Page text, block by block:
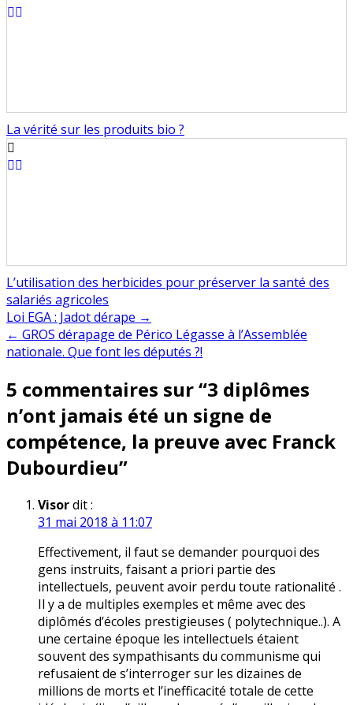
La vérité sur les produits bio ?
L’utilisation des herbicides pour préserver la santé des
salariés agricoles
Navigation
de
Loi EGA : Jadot dérape →
← GROS dérapage de Périco Légasse à l’Assemblée
nationale. Que font les députés ?!
5 commentaires sur “3 diplômes
n’ont jamais été un signe de
compétence, la preuve avec Franck
Dubourdieu”
Visordit :
31 mai 2018 à 11:07
Effectivement, il faut se demander pourquoi des
gens instruits, faisant a priori partie des
intellectuels, peuvent avoir perdu toute rationalité .
Il y a de multiples exemples et même avec des
diplômés d’écoles prestigieuses ( polytechnique..). A
une certaine époque les intellectuels étaient
souvent des sympathisants du communisme qui
refusaient de s’interroger sur les dizaines de
millions de morts et l’inefficacité totale de cette